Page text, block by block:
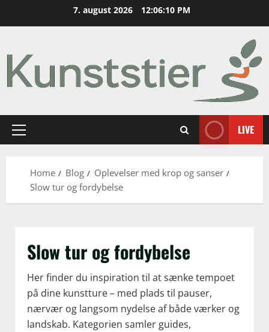
7. august 2026 12:06:12 PM
Primary
LIVE
Home Blog
Oplevelser med krop og sanser
Slow tur og fordybelse
Slow tur og fordybelse
Her finder du inspiration til at sænke tempoet
på dine kunstture – med plads til pauser,
nærvær og langsom nydelse af både værker og
landskab. Kategorien samler guides,